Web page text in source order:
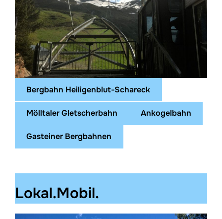
Bergbahn Heiligenblut-Schareck
Mölltaler Gletscherbahn Ankogelbahn
Gasteiner Bergbahnen
Lokal.Mobil.